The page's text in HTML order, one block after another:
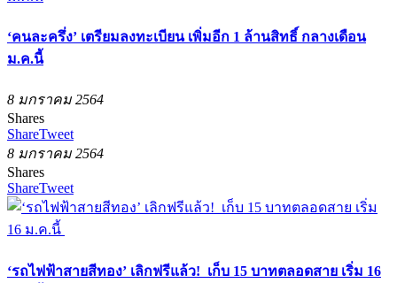
‘คนละครึ่ง’ เตรียมลงทะเบียน เพิ่มอีก 1 ล้านสิทธิ์ กลางเดือน
ม.ค.นี้
8 มกราคม 2564
Shares
ShareTweet
8 มกราคม 2564
Shares
ShareTweet
‘รถไฟฟ้าสายสีทอง’ เลิกฟรีแล้ว! เก็บ 15 บาทตลอดสาย เริ่ม 16